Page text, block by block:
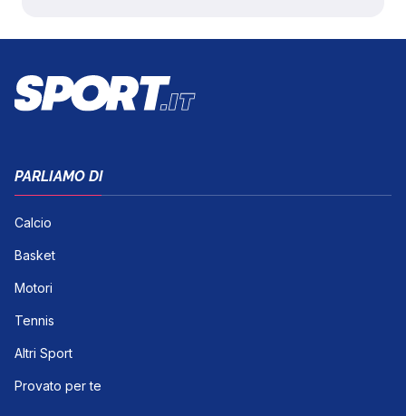
PARLIAMO DI
Calcio
Basket
Motori
Tennis
Altri Sport
Provato per te